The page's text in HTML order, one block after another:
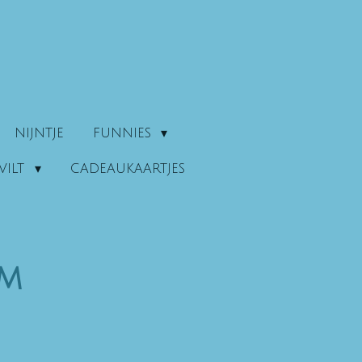
NIJNTJE FUNNIES
CADEAUKAARTJES